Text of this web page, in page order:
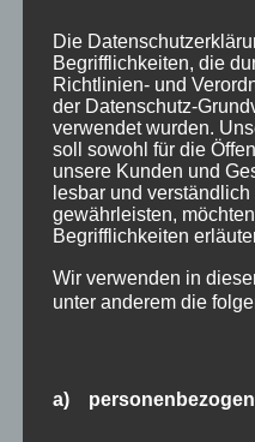
Juni 2020
September 2019
August 2019
Oktober 2018
August 2018
Juli 2018
Die
Begrifflichkeiten, die
Richtlinien- und
der Datenschutz-
verwendet wurden.
soll sowohl für die
unsere Kunden und
lesbar und
gewährleisten,
Begrifflichkeiten
Wir verwenden in
unter anderem die
a)